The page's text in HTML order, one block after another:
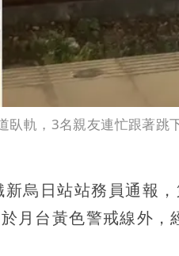
臥軌，3名親友連忙跟著跳
烏日站站務員通報
月台黃色警戒線外，